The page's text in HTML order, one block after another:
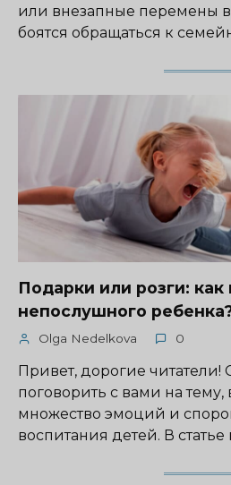
или внезапные перемены
боятся обращаться к
Подарки или розги: как
непослушного
Olga Nedelkova 0
Привет, дорогие читатели!
поговорить с вами на
множество эмоций и
воспитания детей. В